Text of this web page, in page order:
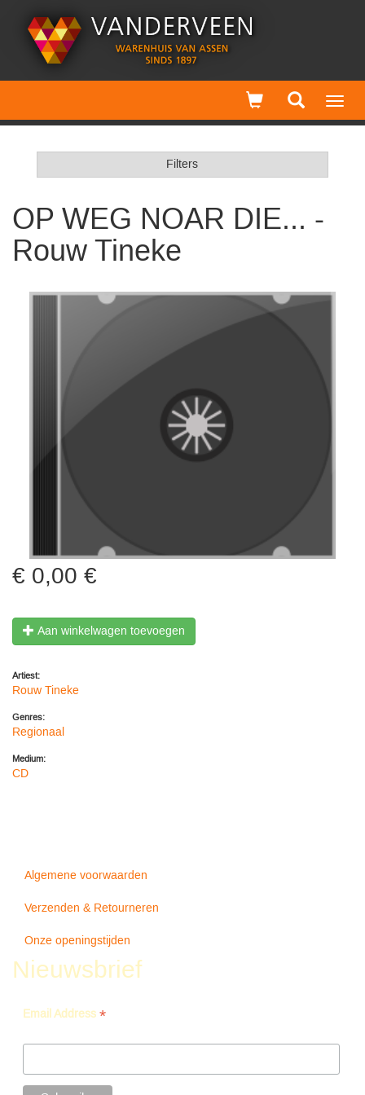
Filters
OP WEG NOAR DIE... -
Rouw Tineke
0,00 €
Aan winkelwagen toevoegen
Artiest:
Rouw Tineke
Genres:
Regionaal
Medium:
CD
Algemene voorwaarden
Verzenden & Retourneren
Onze openingstijden
Nieuwsbrief
Email Address *